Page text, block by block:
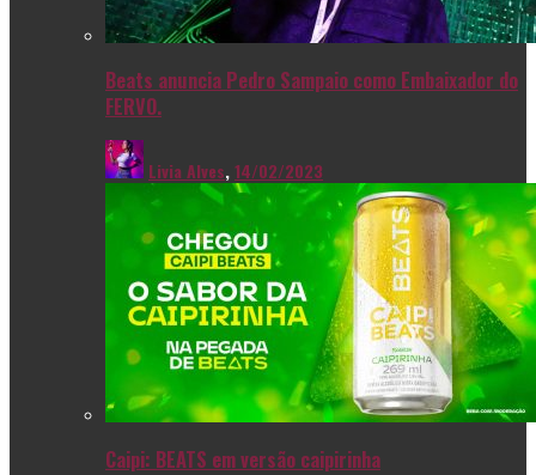
Beats anuncia Pedro Sampaio como Embaixador do
FERVO.
Livia Alves,14/02/2023
Caipi: BEATS em versão caipirinha